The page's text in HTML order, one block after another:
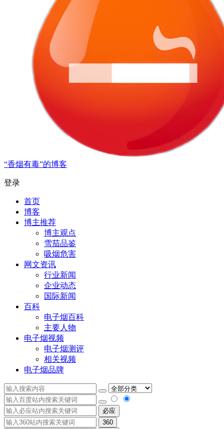
“香烟有毒”的博客
登录
首页
博客
博主推荐
博主观点
雪茄品鉴
吸烟危害
网文资讯
行业新闻
企业动态
国际新闻
百科
电子烟百科
主要人物
电子烟视频
电子烟测评
相关视频
电子烟品牌
必应
360